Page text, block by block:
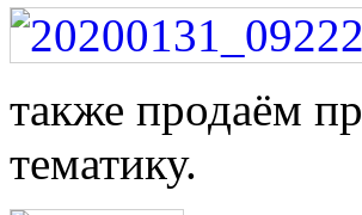
также продаём
тематику.